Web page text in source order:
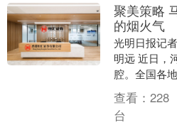
聚美策略
的烟火气
光明日报记
明远 近日，
腔。全国各
此，把最质
的乡愁系在
查看： 228
台